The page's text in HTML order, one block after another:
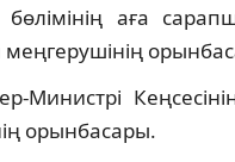
бөлімінің аға
меңгерушінің
орынбасары.